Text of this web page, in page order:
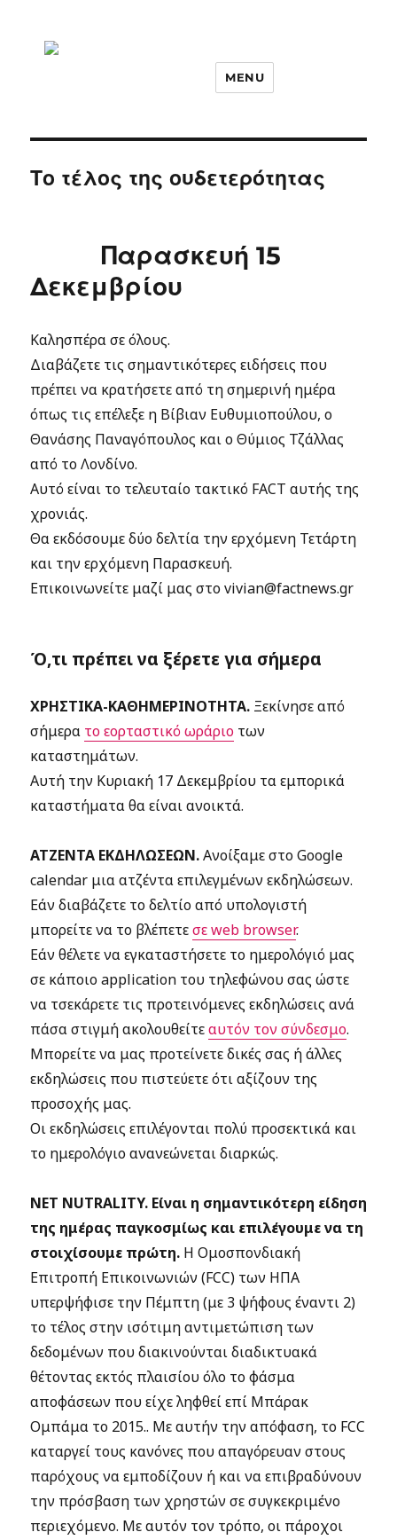
MENU
Το τέλος της ουδετερότητας
Παρασκευή 15
Δεκεμβρίου
Καλησπέρα σε όλους.
Διαβάζετε τις σημαντικότερες ειδήσεις που
πρέπει να κρατήσετε από τη σημερινή ημέρα
όπως τις επέλεξε η Βίβιαν Ευθυμιοπούλου, ο
Θανάσης Παναγόπουλος και ο Θύμιος Τζάλλας
από το Λονδίνο.
Αυτό είναι το τελευταίο τακτικό FACT αυτής της
χρονιάς.
Θα εκδόσουμε δύο δελτία την ερχόμενη Τετάρτη
και την ερχόμενη Παρασκευή.
Επικοινωνείτε μαζί μας στο vivian@factnews.gr
Ό,τι πρέπει να ξέρετε για σήμερα
ΧΡΗΣΤΙΚΑ-ΚΑΘΗΜΕΡΙΝΟΤΗΤΑ. Ξεκίνησε από
σήμερα το εορταστικό ωράριο των
καταστημάτων.
Αυτή την Κυριακή 17 Δεκεμβρίου τα εμπορικά
καταστήματα θα είναι ανοικτά.
ΑΤΖΕΝΤΑ ΕΚΔΗΛΩΣΕΩΝ.Ανοίξαμε στο Google
calendar μια ατζέντα επιλεγμένων εκδηλώσεων.
Εάν διαβάζετε το δελτίο από υπολογιστή
μπορείτε να το βλέπετεσε web browser.
Εάν θέλετε να εγκαταστήσετε το ημερολόγιό μας
σε κάποιο application του τηλεφώνου σας ώστε
να τσεκάρετε τις προτεινόμενες εκδηλώσεις ανά
πάσα στιγμή ακολουθείτεαυτόν τον σύνδεσμο.
Μπορείτε να μας προτείνετε δικές σας ή άλλες
εκδηλώσεις που πιστεύετε ότι αξίζουν της
προσοχής μας.
Οι εκδηλώσεις επιλέγονται πολύ προσεκτικά και
το ημερολόγιο ανανεώνεται διαρκώς.
NET NUTRALITY. Είναι η σημαντικότερη είδηση
της ημέρας παγκοσμίως και επιλέγουμε να τη
στοιχίσουμε πρώτη. Η Ομοσπονδιακή
Επιτροπή Επικοινωνιών (FCC) των ΗΠΑ
υπερψήφισε την Πέμπτη (με 3 ψήφους έναντι 2)
το τέλος στην ισότιμη αντιμετώπιση των
δεδομένων που διακινούνται διαδικτυακά
θέτοντας εκτός πλαισίου όλο το φάσμα
αποφάσεων που είχε ληφθεί επί Μπάρακ
Ομπάμα το 2015.. Με αυτήν την απόφαση, το FCC
καταργεί τους κανόνες που απαγόρευαν στους
παρόχους να εμποδίζουν ή και να επιβραδύνουν
την πρόσβαση των χρηστών σε συγκεκριμένο
περιεχόμενο. Με αυτόν τον τρόπο, οι πάροχοι